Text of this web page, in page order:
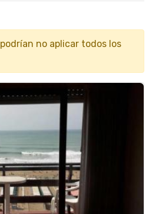
podrían no aplicar todos los